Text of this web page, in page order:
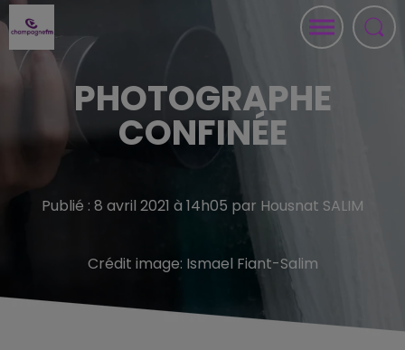
PHOTOGRAPHE
CONFINÉE
Publié : 8 avril 2021 à 14h05 par Housnat SALIM
Crédit image: Ismael Fiant-Salim